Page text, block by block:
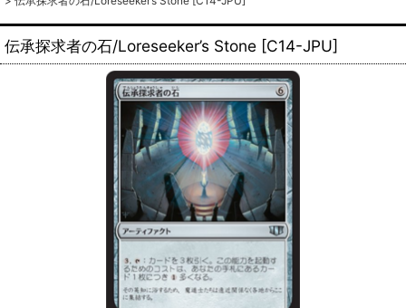
伝承探求者の石/Loreseeker’s Stone [C14-JPU]